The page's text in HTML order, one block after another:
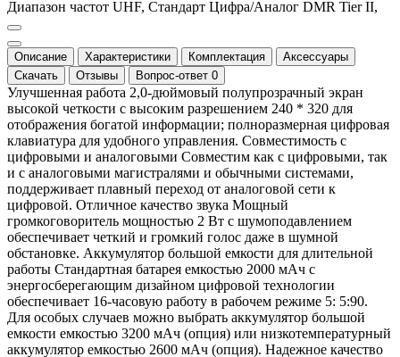
Диапазон частот UHF, Стандарт Цифра/Аналог DMR Tier II,
Описание Характеристики Комплектация
Аксессуары
Скачать
Отзывы Вопрос-ответ 0
Улучшенная работа 2,0-дюймовый полупрозрачный экран
высокой четкости с высоким разрешением 240 * 320 для
отображения богатой информации; полноразмерная цифровая
клавиатура для удобного управления. Совместимость с
цифровыми и аналоговыми Совместим как с цифровыми, так
и с аналоговыми магистралями и обычными системами,
поддерживает плавный переход от аналоговой сети к
цифровой. Отличное качество звука Мощный
громкоговоритель мощностью 2 Вт с шумоподавлением
обеспечивает четкий и громкий голос даже в шумной
обстановке. Аккумулятор большой емкости для длительной
работы Стандартная батарея емкостью 2000 мАч с
энергосберегающим дизайном цифровой технологии
обеспечивает 16-часовую работу в рабочем режиме 5: 5:90.
Для особых случаев можно выбрать аккумулятор большой
емкости емкостью 3200 мАч (опция) или низкотемпературный
аккумулятор емкостью 2600 мАч (опция). Надежное качество